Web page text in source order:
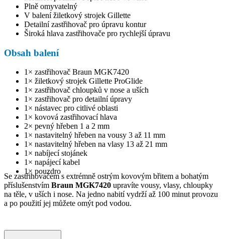
Plně omyvatelný
V balení žiletkový strojek Gillette
Detailní zastřihovač pro úpravu kontur
Široká hlava zastřihovače pro rychlejší úpravu
Obsah balení
1× zastřihovač Braun MGK7420
1× žiletkový strojek Gillette ProGlide
1× zastřihovač chloupků v nose a uších
1× zastřihovač pro detailní úpravy
1× nástavec pro citlivé oblasti
1× kovová zastřihovací hlava
2× pevný hřeben 1 a 2 mm
1× nastavitelný hřeben na vousy 3 až 11 mm
1× nastavitelný hřeben na vlasy 13 až 21 mm
1× nabíjecí stojánek
1× napájecí kabel
1× pouzdro
Se zastřihovačem s extrémně ostrým kovovým břitem a bohatým
příslušenstvím Braun MGK7420 upravíte vousy, vlasy, chloupky
na těle, v uších i nose. Na jedno nabití vydrží až 100 minut provozu
a po použití jej můžete omýt pod vodou.